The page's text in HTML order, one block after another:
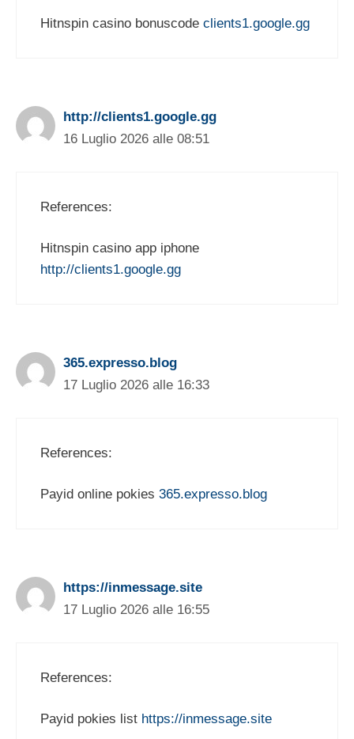
Hitnspin casino bonuscode clients1.google.gg
http://clients1.google.gg
16 Luglio 2026 alle 08:51
References:
Hitnspin casino app iphone
http://clients1.google.gg
365.expresso.blog
17 Luglio 2026 alle 16:33
References:
Payid online pokies 365.expresso.blog
https://inmessage.site
17 Luglio 2026 alle 16:55
References:
Payid pokies list https://inmessage.site